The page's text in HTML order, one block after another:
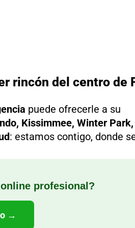
rincón del centro de
puede ofrecerle a su
Kissimmee, Winter
: estamos contigo, donde
profesional?
→